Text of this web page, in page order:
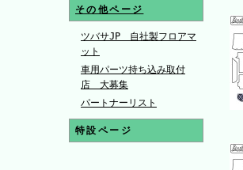
その他ページ
ツバサJP 自社製フロアマ
ット
車用パーツ持ち込み取付
店 大募集
パートナーリスト
特設ページ